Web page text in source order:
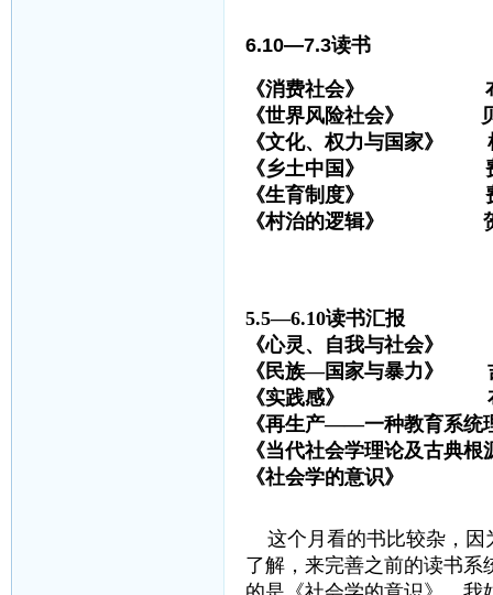
6.10—7.3读书
《消费社会》 布
《世界风险社会》
《文化、权力与国家》
《乡土中国》 费
《生育制度》 费
《村治的逻辑》 贺
5.5—6.10读书汇报
《心灵、自我与社
《民族—国家与
《实践感》
《再生产——一种教育系统
《当代社会学理论及古
《社会学的意识
这个月看的书比较杂，
了解，来完善之前的读书系